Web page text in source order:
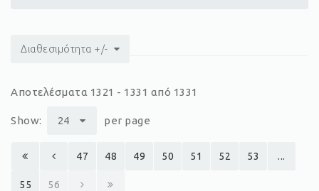
Διαθεσιμότητα +/-
Αποτελέσματα 1321 - 1331 από 1331
Show: 24 per page
47 48 49 50 51 52 53 ...
55 56